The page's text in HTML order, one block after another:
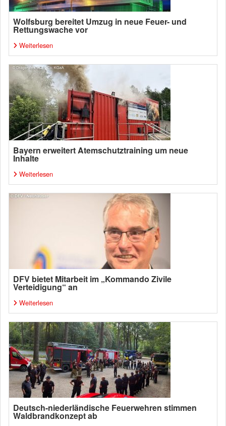
Wolfsburg bereitet Umzug in neue Feuer- und
Rettungswache vor
Weiterlesen
Bayern erweitert Atemschutztraining um neue
Inhalte
Weiterlesen
DFV bietet Mitarbeit im „Kommando Zivile
Verteidigung“ an
Weiterlesen
Deutsch-niederländische Feuerwehren stimmen
Waldbrandkonzept ab